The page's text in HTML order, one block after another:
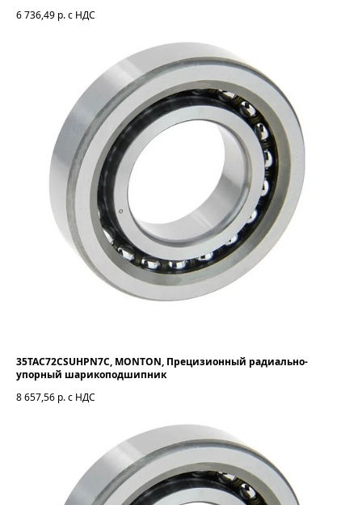
6 736,49 р. с НДС
35TAC72CSUHPN7C, MONTON, Прецизионный радиально-
упорный шарикоподшипник
8 657,56 р. с НДС